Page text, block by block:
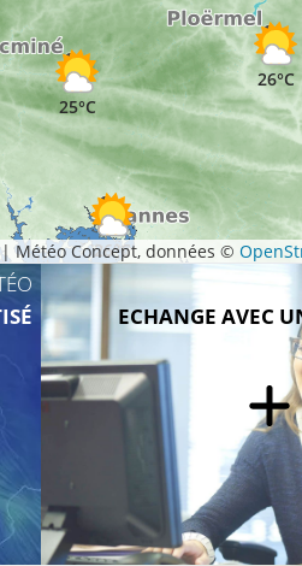
25°C
26°C
26°C
| Météo Concept, données ©
ECHANGE AVEC